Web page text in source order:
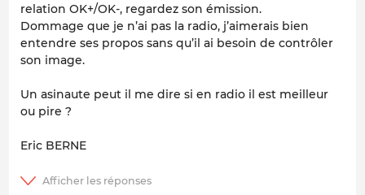
relation OK+/OK-, regardez son émission.
Dommage que je n’ai pas la radio, j’aimerais bien
entendre ses propos sans qu’il ai besoin de contrôler
son image.
Un asinaute peut il me dire si en radio il est meilleur
ou pire ?
Eric BERNE